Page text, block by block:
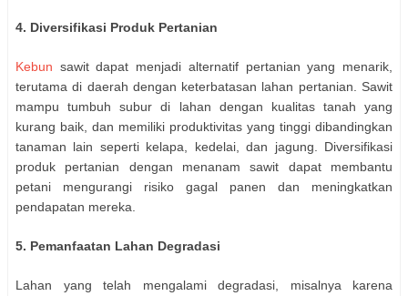
4. Diversifikasi Produk Pertanian
Kebun sawit dapat menjadi alternatif pertanian yang menarik,
terutama di daerah dengan keterbatasan lahan pertanian. Sawit
mampu tumbuh subur di lahan dengan kualitas tanah yang
kurang baik, dan memiliki produktivitas yang tinggi dibandingkan
tanaman lain seperti kelapa, kedelai, dan jagung. Diversifikasi
produk pertanian dengan menanam sawit dapat membantu
petani mengurangi risiko gagal panen dan meningkatkan
pendapatan mereka.
5. Pemanfaatan Lahan Degradasi
Lahan yang telah mengalami degradasi, misalnya karena